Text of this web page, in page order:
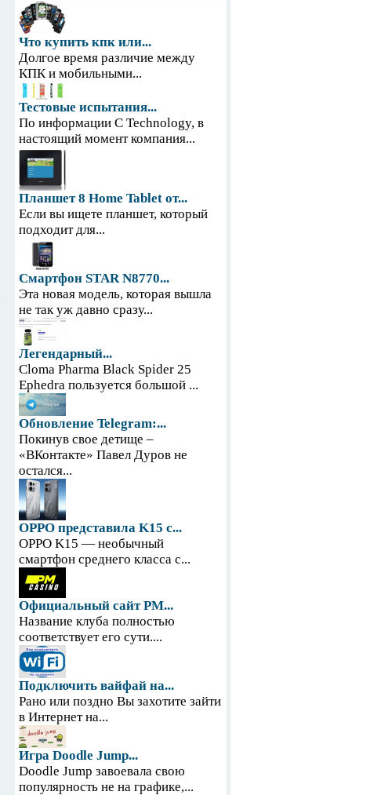
Что купить кпк или...
Долгое время различие между
КПК и мобильными...
Тестовые испытания...
По информации С Technology, в
настоящий момент компания...
Планшет 8 Home Tablet от...
Если вы ищете планшет, который
подходит для...
Смартфон STAR N8770...
Эта новая модель, которая вышла
не так уж давно сразу...
Легендарный...
Cloma Pharma Black Spider 25
Ephedra пользуется большой ...
Обновление Telegram:...
Покинув свое детище –
«ВКонтакте» Павел Дуров не
остался...
OPPO представила K15 с...
OPPO K15 — необычный
смартфон среднего класса с...
Официальный сайт PM...
Название клуба полностью
соответствует его сути....
Подключить вайфай на...
Рано или поздно Вы захотите зайти
в Интернет на...
Игра Doodle Jump...
Doodle Jump завоевала свою
популярность не на графике,...